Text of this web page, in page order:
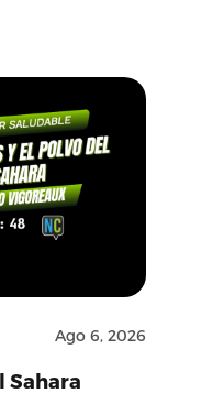
Ago 6, 2026
Sahara